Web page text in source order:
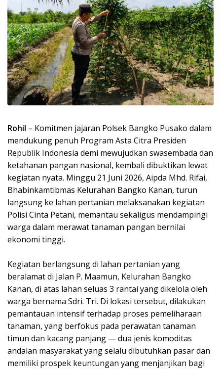
Rohil – Komitmen jajaran Polsek Bangko Pusako dalam
mendukung penuh Program Asta Citra Presiden
Republik Indonesia demi mewujudkan swasembada dan
ketahanan pangan nasional, kembali dibuktikan lewat
kegiatan nyata. Minggu 21 Juni 2026, Aipda Mhd. Rifai,
Bhabinkamtibmas Kelurahan Bangko Kanan, turun
langsung ke lahan pertanian melaksanakan kegiatan
Polisi Cinta Petani, memantau sekaligus mendampingi
warga dalam merawat tanaman pangan bernilai
ekonomi tinggi.
Kegiatan berlangsung di lahan pertanian yang
beralamat di Jalan P. Maamun, Kelurahan Bangko
Kanan, di atas lahan seluas 3 rantai yang dikelola oleh
warga bernama Sdri. Tri. Di lokasi tersebut, dilakukan
pemantauan intensif terhadap proses pemeliharaan
tanaman, yang berfokus pada perawatan tanaman
timun dan kacang panjang — dua jenis komoditas
andalan masyarakat yang selalu dibutuhkan pasar dan
memiliki prospek keuntungan yang menjanjikan bagi